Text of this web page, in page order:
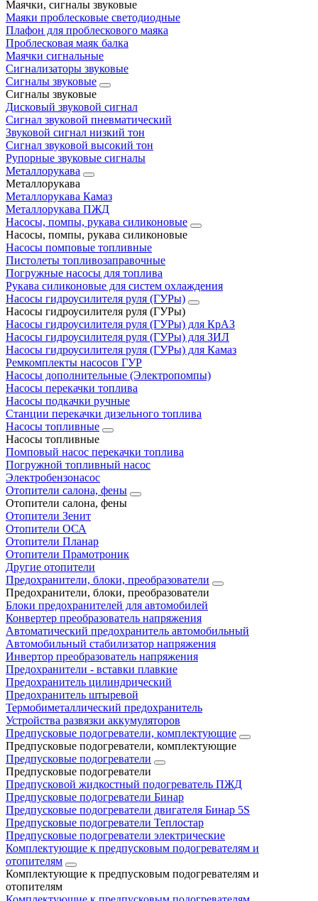
Маячки, сигналы звуковые
Маяки проблесковые светодиодные
Плафон для проблескового маяка
Проблесковая маяк балка
Маячки сигнальные
Сигнализаторы звуковые
Сигналы звуковые
Сигналы звуковые
Дисковый звуковой сигнал
Сигнал звуковой пневматический
Звуковой сигнал низкий тон
Сигнал звуковой высокий тон
Рупорные звуковые сигналы
Металлорукава
Металлорукава
Металлорукава Камаз
Металлорукава ПЖД
Насосы, помпы, рукава силиконовые
Насосы, помпы, рукава силиконовые
Насосы помповые топливные
Пистолеты топливозаправочные
Погружные насосы для топлива
Рукава силиконовые для систем охлаждения
Насосы гидроусилителя руля (ГУРы)
Насосы гидроусилителя руля (ГУРы)
Насосы гидроусилителя руля (ГУРы) для КрАЗ
Насосы гидроусилителя руля (ГУРы) для ЗИЛ
Насосы гидроусилителя руля (ГУРы) для Камаз
Ремкомплекты насосов ГУР
Насосы дополнительные (Электропомпы)
Насосы перекачки топлива
Насосы подкачки ручные
Станции перекачки дизельного топлива
Насосы топливные
Насосы топливные
Помповый насос перекачки топлива
Погружной топливный насос
Электробензонасос
Отопители салона, фены
Отопители салона, фены
Отопители Зенит
Отопители ОСА
Отопители Планар
Отопители Прамотроник
Другие отопители
Предохранители, блоки, преобразователи
Предохранители, блоки, преобразователи
Блоки предохранителей для автомобилей
Конвертер преобразователь напряжения
Автоматический предохранитель автомобильный
Автомобильный стабилизатор напряжения
Инвертор преобразователь напряжения
Предохранители - вставки плавкие
Предохранитель цилиндрический
Предохранитель штыревой
Термобиметаллический предохранитель
Устройства развязки аккумуляторов
Предпусковые подогреватели, комплектующие
Предпусковые подогреватели, комплектующие
Предпусковые подогреватели
Предпусковые подогреватели
Предпусковой жидкостный подогреватель ПЖД
Предпусковые подогреватели Бинар
Предпусковые подогреватели двигателя Бинар 5S
Предпусковые подогреватели Теплостар
Предпусковые подогреватели электрические
Комплектующие к предпусковым подогревателям и
отопителям
Комплектующие к предпусковым подогревателям и
отопителям